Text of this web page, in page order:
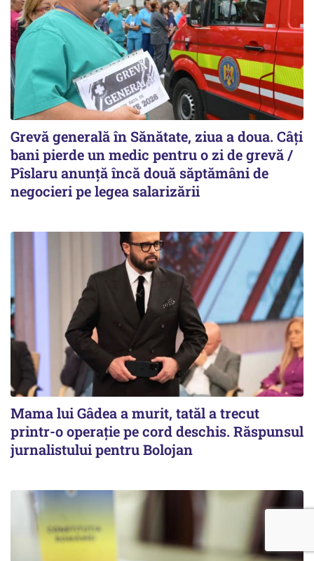
Grevă generală în Sănătate, ziua a doua. Câți
bani pierde un medic pentru o zi de grevă /
Pîslaru anunță încă două săptămâni de
negocieri pe legea salarizării
Mama lui Gâdea a murit, tatăl a trecut
printr-o operație pe cord deschis. Răspunsul
jurnalistului pentru Bolojan